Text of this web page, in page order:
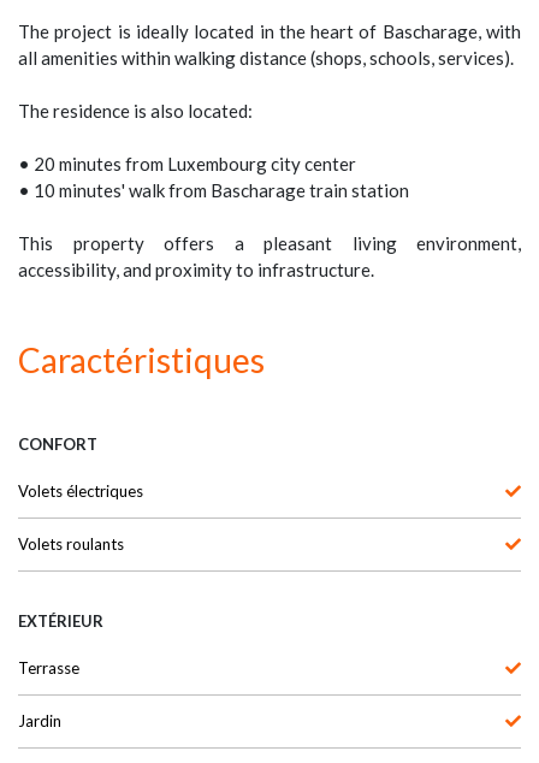
The project is ideally located in the heart of Bascharage, with
all amenities within walking distance (shops, schools, services).
The residence is also located:
• 20 minutes from Luxembourg city center
• 10 minutes' walk from Bascharage train station
This property offers a pleasant living environment,
accessibility, and proximity to infrastructure.
Caractéristiques
CONFORT
Volets électriques
Volets roulants
EXTÉRIEUR
Terrasse
Jardin